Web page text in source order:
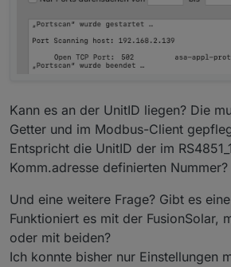
Kann es an der UnitID liegen? Die
Getter und im Modbus-Client
Entspricht die UnitID der im
Komm.adresse definierten Nummer?
Und eine weitere Frage? Gibt es
Funktioniert es mit der FusionSolar,
oder mit beiden?
Ich konnte bisher nur Einstellungen